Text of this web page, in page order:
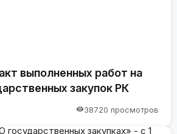
выполненных работ на
закупок РК
38720 просмотров